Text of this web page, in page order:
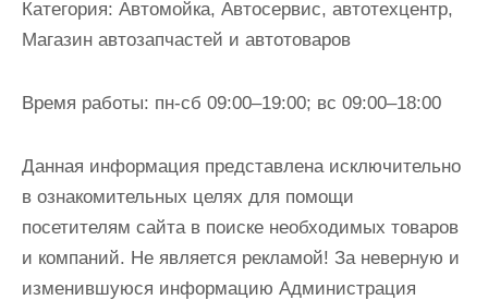
Категория: Автомойка, Автосервис, автотехцентр,
Магазин автозапчастей и автотоваров
Время работы: пн-сб 09:00–19:00; вс 09:00–18:00
Данная информация представлена исключительно
в ознакомительных целях для помощи
посетителям сайта в поиске необходимых товаров
и компаний. Не является рекламой! За неверную и
изменившуюся информацию Администрация